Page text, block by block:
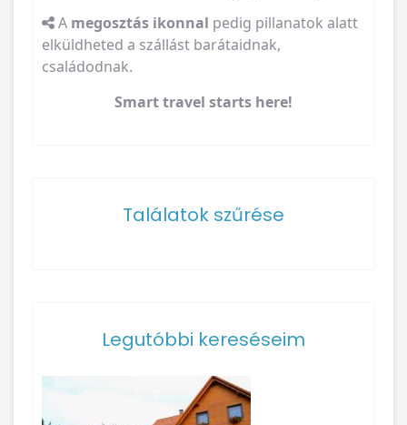
A megosztás ikonnal pedig pillanatok alatt
elküldheted a szállást barátaidnak,
családodnak.
Smart travel starts here!
Találatok szűrése
Legutóbbi kereséseim